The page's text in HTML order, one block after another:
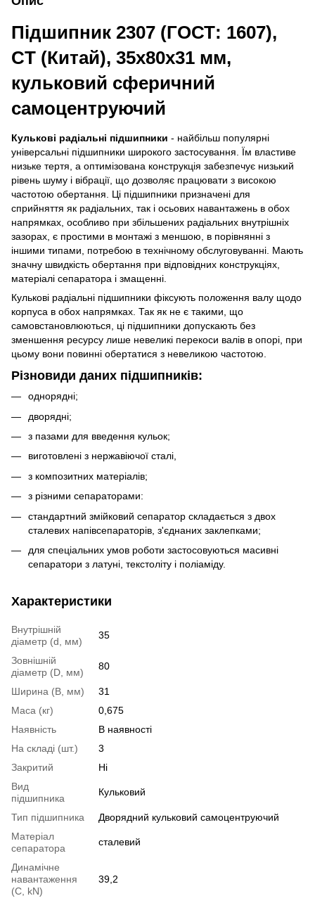
Підшипник 2307 (ГОСТ: 1607),
CT (Китай), 35х80х31 мм,
кульковий сферичний
самоцентруючий
Кулькові радіальні підшипники - найбільш популярні
універсальні підшипники широкого застосування. Їм властиве
низьке тертя, а оптимізована конструкція забезпечує низький
рівень шуму і вібрації, що дозволяє працювати з високою
частотою обертання. Ці підшипники призначені для
сприйняття як радіальних, так і осьових навантажень в обох
напрямках, особливо при збільшених радіальних внутрішніх
зазорах, є простими в монтажі з меншою, в порівнянні з
іншими типами, потребою в технічному обслуговуванні. Мають
значну швидкість обертання при відповідних конструкціях,
матеріалі сепаратора і змащенні.
Кулькові радіальні підшипники фіксують положення валу щодо
корпуса в обох напрямках. Так як не є такими, що
самовстановлюються, ці підшипники допускають без
зменшення ресурсу лише невеликі перекоси валів в опорі, при
цьому вони повинні обертатися з невеликою частотою.
Різновиди даних підшипників:
однорядні;
дворядні;
з пазами для введення кульок;
виготовлені з нержавіючої сталі,
з композитних матеріалів;
з різними сепараторами:
стандартний змійковий сепаратор складається з двох
сталевих напівсепараторів, з'єднаних заклепками;
для спеціальних умов роботи застосовуються масивні
сепаратори з латуні, текстоліту і поліаміду.
Характеристики
Внутрішній
діаметр (d, мм)
35
Зовнішній
діаметр (D, мм)
80
Ширина (B, мм)
31
Маса (кг)
0,675
Наявність
В наявності
На складі (шт.)
3
Закритий
Ні
Вид
підшипника
Кульковий
Тип підшипника
Дворядний кульковий самоцентруючий
Матеріал
сепаратора
сталевий
Динамічне
навантаження
(С, kN)
39,2